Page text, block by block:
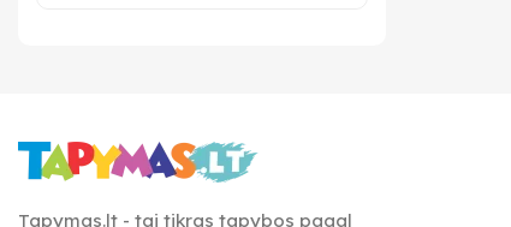
Tapymas.lt - tai tikras tapybos pagal